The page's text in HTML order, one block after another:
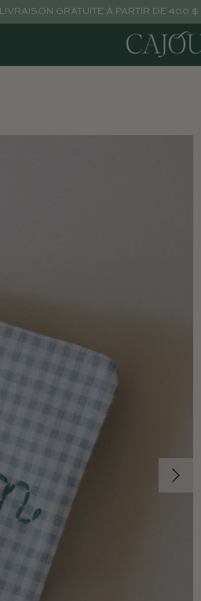
LIVRAISON GRATUITE À PARTIR DE 400
Suivant